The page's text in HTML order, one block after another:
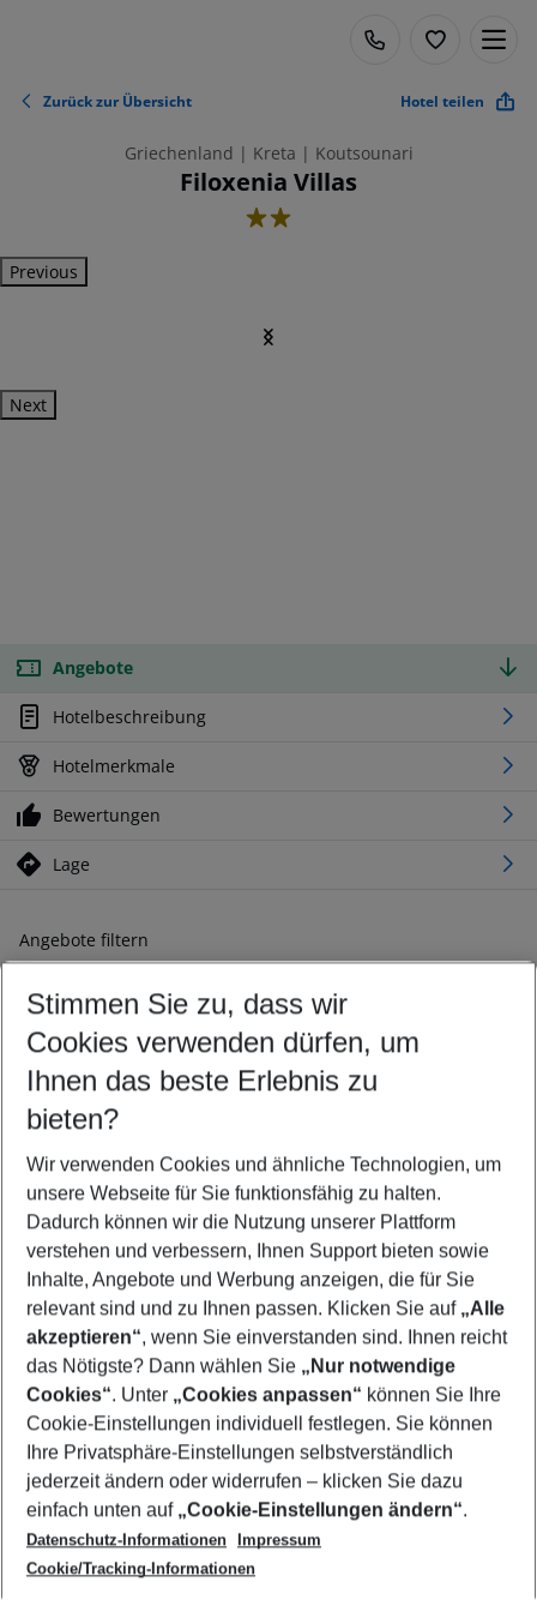
Zurück zur Übersicht Hotel teilen
Griechenland | Kreta | Koutsounari
Filoxenia Villas
2
Previous
Next
Angebote
Hotelbeschreibung
Hotelmerkmale
Bewertungen
Lage
Angebote filtern
Ändern Sie Ihre Kriterien nach Ihren Wünschen
Abflughafen wählen
Beliebiger Abflughafen
Reisezeitraum wählen
08.08.26– 06.08.27 5-8 Nächte
2 Erwachsene Keine Kinder
Mehr Filter anzeigen
Footer
Footer navigation
Über uns
AGB
Cookie-Einstellungen ändern
Cookie-Richtlinie
Datenschutz
Service & Hilfe
Barrierefreies Reisen
Check-in
Folgen Sie uns
Stimmen Sie zu, dass wir
Cookies verwenden dürfen, um
Ihnen das beste Erlebnis zu
bieten?
Wir verwenden Cookies und ähnliche Technologien, um
unsere Webseite für Sie funktionsfähig zu halten.
Dadurch können wir die Nutzung unserer Plattform
verstehen und verbessern, Ihnen Support bieten sowie
Inhalte, Angebote und Werbung anzeigen, die für Sie
relevant sind und zu Ihnen passen. Klicken Sie auf „Alle
akzeptieren“, wenn Sie einverstanden sind. Ihnen reicht
das Nötigste? Dann wählen Sie „Nur notwendige
Cookies“. Unter „Cookies anpassen“ können Sie Ihre
Cookie-Einstellungen individuell festlegen. Sie können
Ihre Privatsphäre-Einstellungen selbstverständlich
jederzeit ändern oder widerrufen – klicken Sie dazu
einfach unten auf „Cookie-Einstellungen ändern“.
Datenschutz-Informationen
Impressum
Cookie/Tracking-Informationen